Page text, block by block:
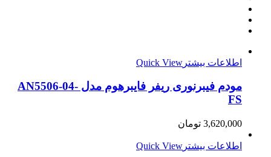
اطلاعات بیشتر Quick View
مودم فیبرنوری ریفر فایبرهوم مدل AN5506-04-
FS
3,620,000 تومان
اطلاعات بیشتر Quick View